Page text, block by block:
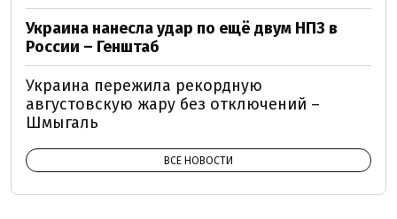
Украина нанесла удар по ещё двум НПЗ в
России – Генштаб
Украина пережила рекордную
августовскую жару без отключений –
Шмыгаль
ВСЕ НОВОСТИ